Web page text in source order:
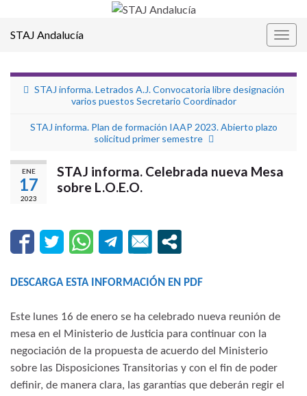
STAJ Andalucía
STAJ informa. Letrados A.J. Convocatoria libre designación
varios puestos Secretario Coordinador
STAJ informa. Plan de formación IAAP 2023. Abierto plazo
solicitud primer semestre
ENE
17
2023
STAJ informa. Celebrada nueva Mesa
sobre L.O.E.O.
DESCARGA ESTA INFORMACIÓN EN PDF
Este lunes 16 de enero se ha celebrado nueva reunión de
mesa en el Ministerio de Justicia para continuar con la
negociación de la propuesta de acuerdo del Ministerio
sobre las Disposiciones Transitorias y con el fin de poder
definir, de manera clara, las garantías que deberán regir el